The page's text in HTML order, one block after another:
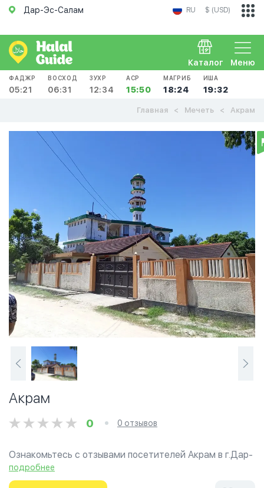
Дар-Эс-Салам RU $ (USD)
Меню
Каталог
ФАДЖР
05:21
ВОСХОД
06:31
ЗУХР
12:34
АСР
15:50
МАГРИБ
18:24
ИША
19:32
Главная Мечеть Акрам
Акрам
0 0 отзывов
Ознакомьтесь с отзывами посетителей Акрам в г.Дар-
Эс-Салам на фотографиях и узнайте о часах работы.
Ваше духовное путешествие начинается здесь.
подробнее